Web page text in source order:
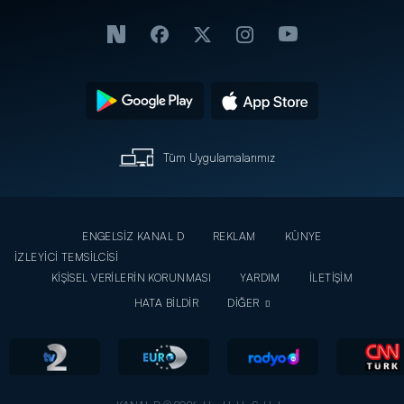
Tüm Uygulamalarımız
ENGELSİZ KANAL D REKLAM
KÜNYE
İZLEYİCİ TEMSİLCİSİ
KİŞİSEL VERİLERİN KORUNMASI
YARDIM
İLETİŞİM
HATA BİLDİR
DİĞER